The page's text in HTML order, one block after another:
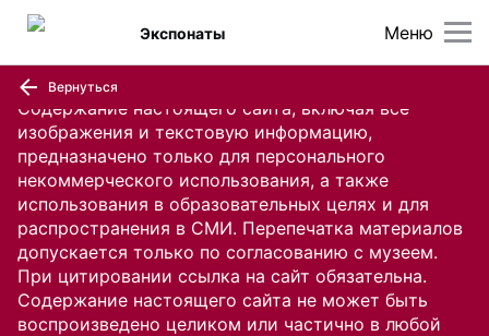
Содержание настоящего сайта, включая все
изображения и текстовую информацию,
предназначено только для персонального
некоммерческого использования, а также
использования в образовательных целях и для
распространения в СМИ. Перепечатка материалов
допускается только по согласованию с музеем.
При цитировании ссылка на сайт обязательна.
Содержание настоящего сайта не может быть
воспроизведено целиком или частично в любой
Меню
Экспонаты
Вернуться